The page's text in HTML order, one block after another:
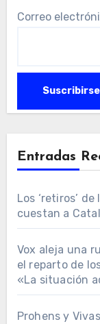
Correo
Entradas
Los ‘retiros’
cuestan a
Vox aleja una
el reparto de
«La situación
Prohens y